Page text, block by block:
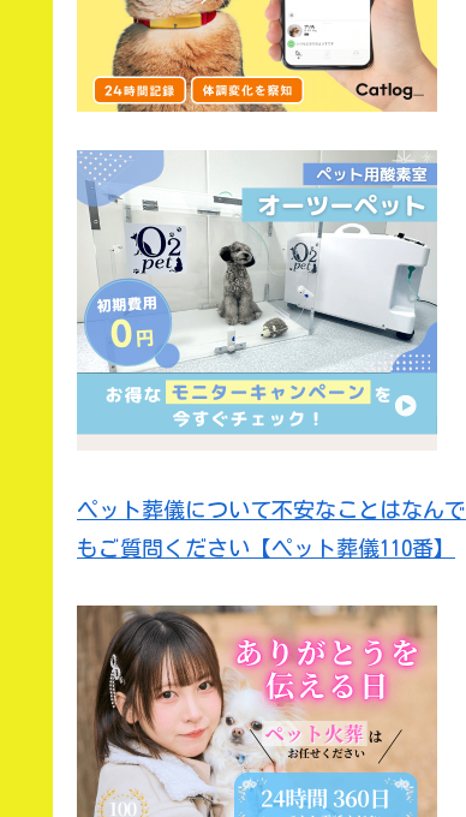
ペット葬儀について不安なことはなんで
もご質問ください【ペット葬儀110番】